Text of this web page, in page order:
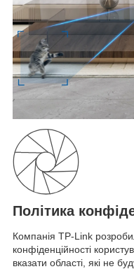
Політика
Компанія TP-Link
конфіденційності
вказати області, які не